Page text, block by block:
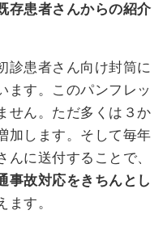
存患者さんからの紹介
診患者さん向け封筒に
ます。このパンフレッ
せん。ただ多くは３か
加します。そして毎年
んに送付することで、
事故対応をきちんとし
ます。